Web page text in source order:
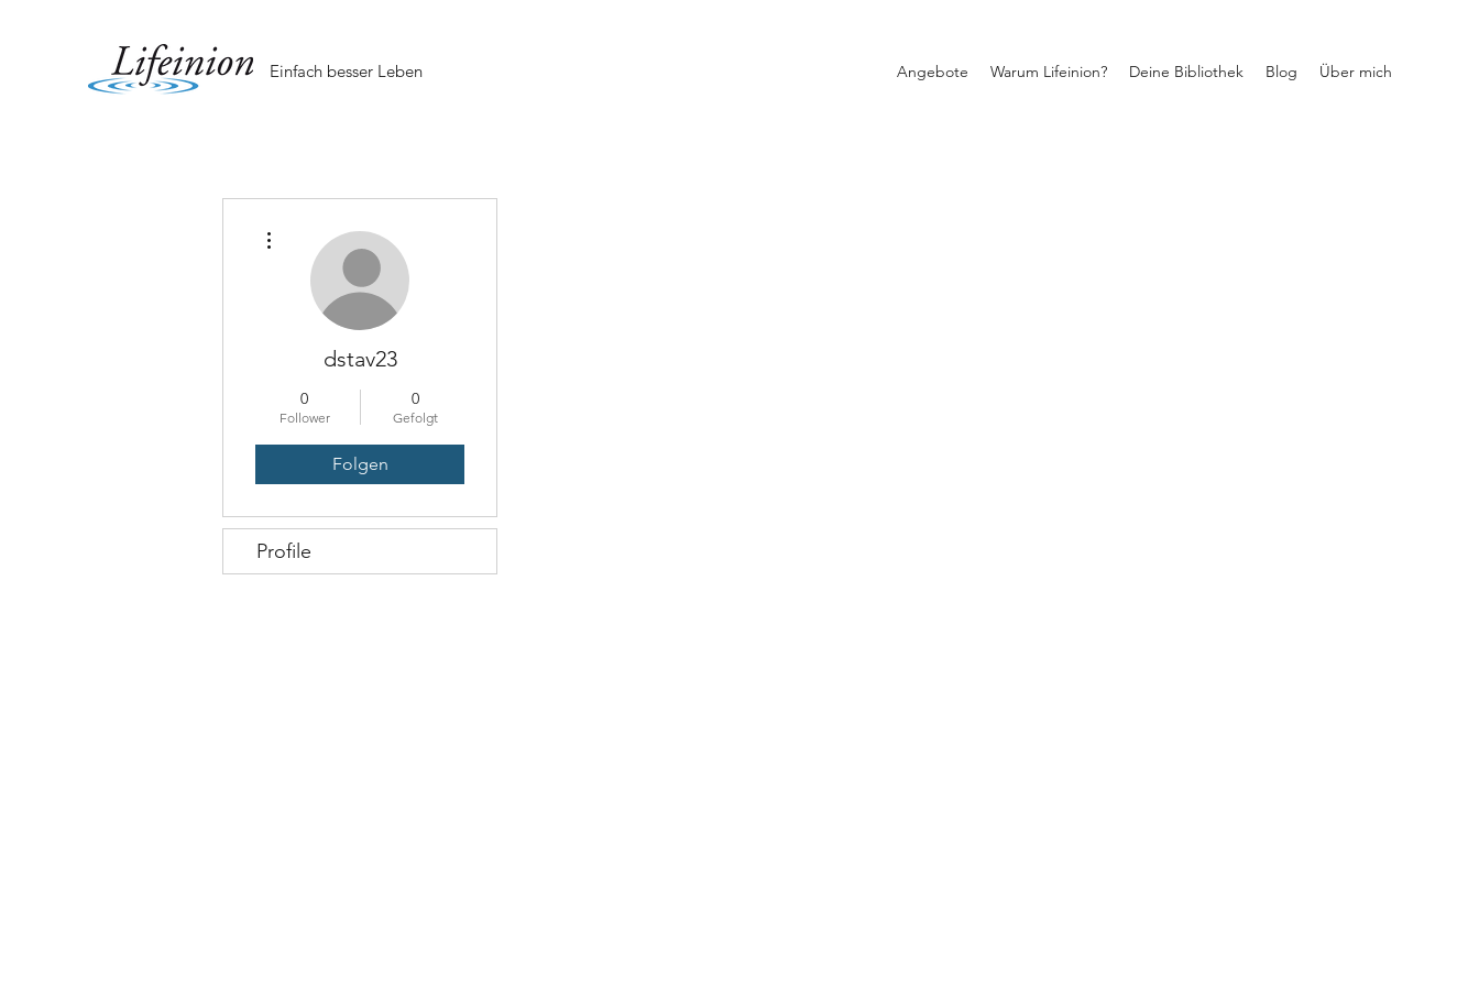
Einfach besser Leben Angebote Warum Lifeinion? Deine Bibliothek Blog Über mich
dstav23
0
Follower
0
Gefolgt
Folgen
Profile